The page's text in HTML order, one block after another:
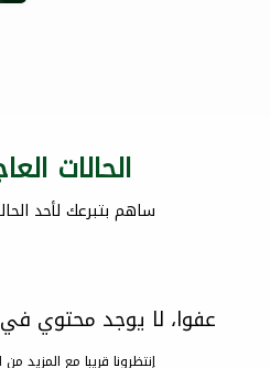
الحالات
ساهم بتبرعك لأحد
عفوا، لا يوجد محتوي
إنتظرونا قريبا مع المزيد من